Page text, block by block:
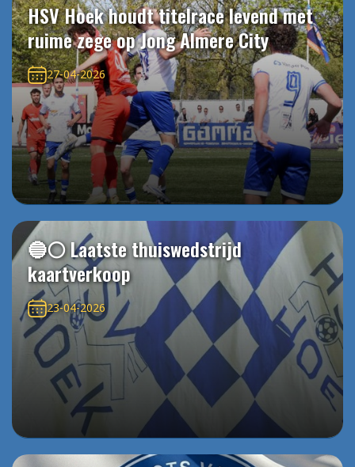
HSV Hoek houdt titelrace levend met
ruime zege op Jong Almere City
27-04-2026
🔵⚪️ Laatste thuiswedstrijd
kaartverkoop
23-04-2026